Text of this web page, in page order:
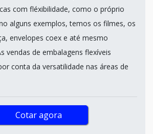
com fléxibilidade, como o próprio
alguns exemplos, temos os filmes, os
envelopes coex e até mesmo
vendas de embalagens flexíveis
conta da versatilidade nas áreas de
Cotar agora